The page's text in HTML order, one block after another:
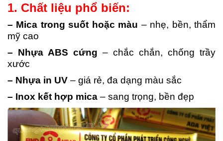
1. Chất liệu phổ biến:
– Mica trong suốt hoặc màu – nhẹ, bền, thẩm
mỹ cao
– Nhựa ABS cứng – chắc chắn, chống trầy
xước
– Nhựa in UV – giá rẻ, đa dạng màu sắc
– Inox kết hợp mica – sang trọng, bền đẹp